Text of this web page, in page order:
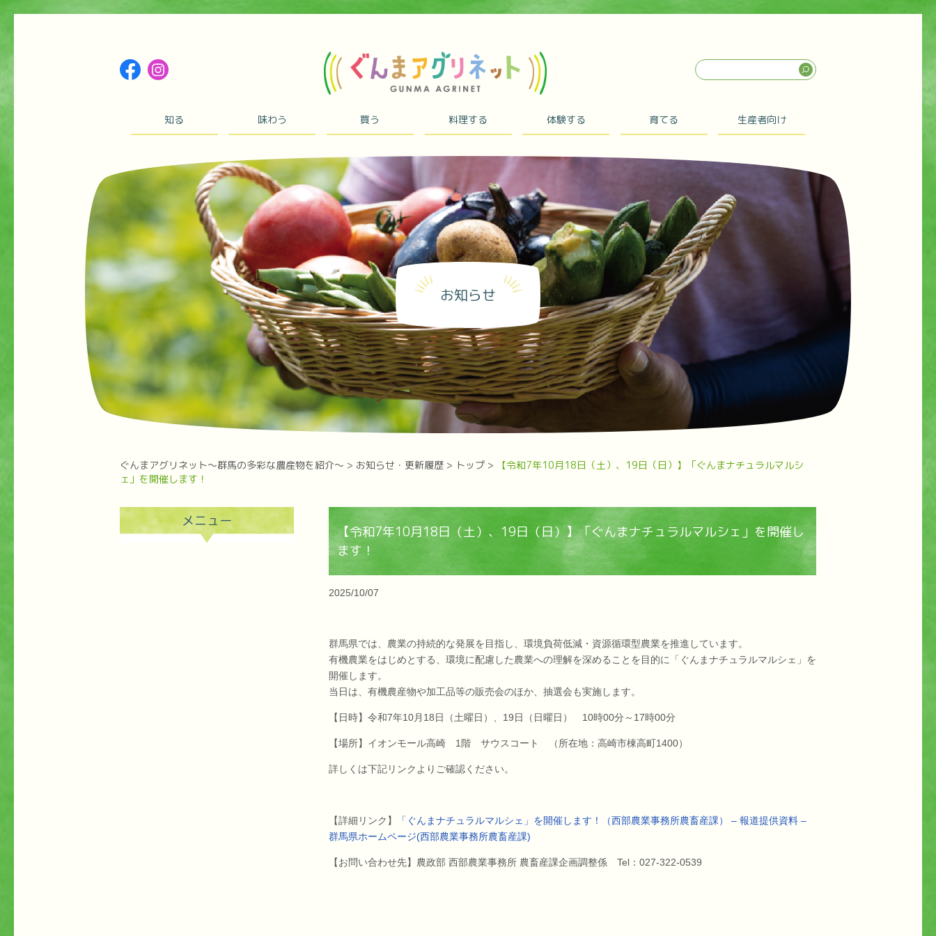
知る 味わう 買う 料理する 体験する 育てる 生産者向け
お知らせ
ぐんまアグリネット～群馬の多彩な農産物を紹介～ > お知らせ・更新履歴 > トップ >
【令和7年10月18日（土）、19日（日）】「ぐんまナチュラルマルシ
ェ」を開催します！
メニュー
【令和7年10月18日（土）、19日（日）】「ぐんまナチュラルマルシェ」を開催し
ます！
2025/10/07
群馬県では、農業の持続的な発展を目指し、環境負荷低減・資源循環型農業を推進しています。
有機農業をはじめとする、環境に配慮した農業への理解を深めることを目的に「ぐんまナチュラルマルシェ」を
開催します。
当日は、有機農産物や加工品等の販売会のほか、抽選会も実施します。
【日時】令和7年10月18日（土曜日）、19日（日曜日） 10時00分～17時00分
【場所】イオンモール高崎 1階 サウスコート （所在地：高崎市棟高町1400）
詳しくは下記リンクよりご確認ください。
【詳細リンク】
「ぐんまナチュラルマルシェ」を開催します！（西部農業事務所農畜産課） – 報道提供資料 –
群馬県ホームページ(西部農業事務所農畜産課)
【お問い合わせ先】 農政部 西部農業事務所 農畜産課企画調整係 Tel：027-322-0539